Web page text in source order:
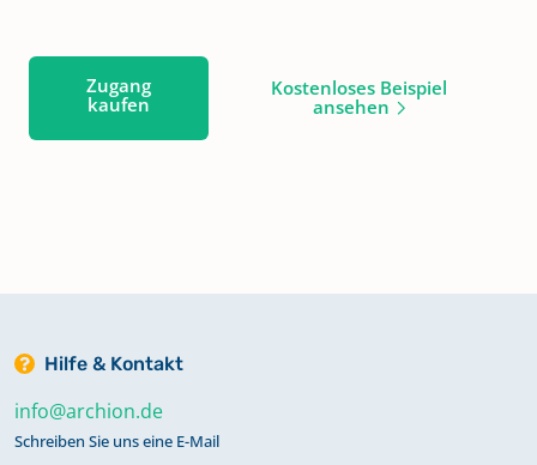
Zugang
kaufen
Kostenloses Beispiel
ansehen
Hilfe & Kontakt
info@archion.de
Schreiben Sie uns eine E-Mail